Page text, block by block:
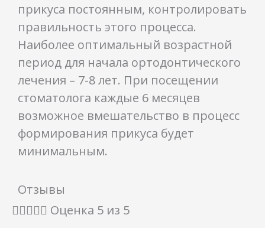
прикуса постоянным, контролировать
правильность этого процесса.
Наиболее оптимальный возрастной
период для начала ортодонтического
лечения – 7-8 лет. При посещении
стоматолога каждые 6 месяцев
возможное вмешательство в процесс
формирования прикуса будет
минимальным.
Отзывы
 Оценка 5 из 5